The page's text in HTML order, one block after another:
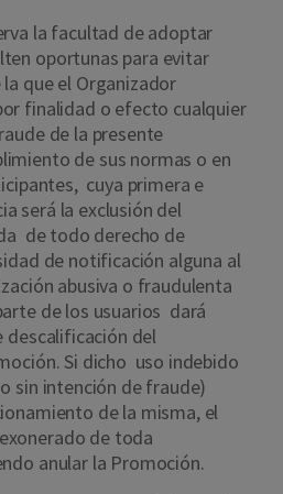
la facultad de adoptar
oportunas para evitar
que el Organizador
finalidad o efecto cualquier
de la presente
de sus normas o en
cuya primera e
será la exclusión del
de todo derecho de
de notificación alguna al
abusiva o fraudulenta
de los usuarios dará
descalificación del
Si dicho uso indebido
sin intención de fraude)
de la misma, el
de toda
anular la Promoción.